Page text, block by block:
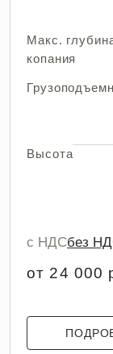
Макс.
копания
Высота
с НДСбез
от 24 000